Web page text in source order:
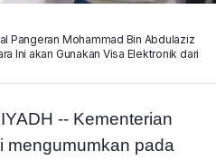
Pangeran Mohammad Bin Abdulaziz
Ini akan Gunakan Visa Elektronik dari
-- Kementerian
mengumumkan pada